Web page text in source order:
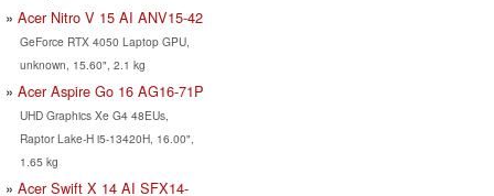
Acer Nitro V 15 AI ANV15-42
GeForce RTX 4050 Laptop GPU,
unknown, 15.60", 2.1 kg
Acer Aspire Go 16 AG16-71P
UHD Graphics Xe G4 48EUs,
Raptor Lake-H i5-13420H, 16.00",
1.65 kg
Acer Swift X 14 AI SFX14-